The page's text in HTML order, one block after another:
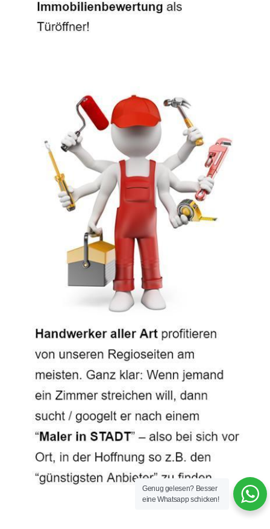
Genug gelesen? Besser
eine Whatsapp schicken!